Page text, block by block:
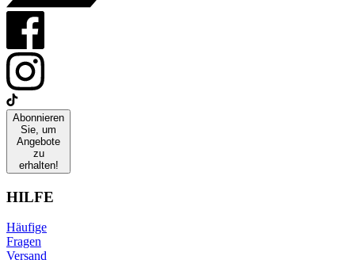
Abonnieren
Sie, um
Angebote
zu
erhalten!
HILFE
Häufige
Fragen
Versand